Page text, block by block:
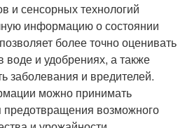
и сенсорных технологий
информацию о состоянии
более точно оценивать
воде и удобрениях, а также
заболевания и вредителей.
можно принимать
возможного